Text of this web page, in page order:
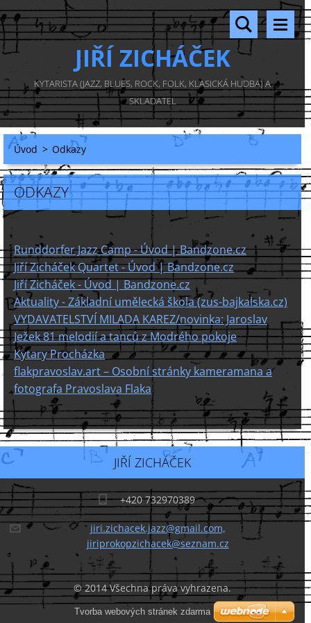
JIŘÍ ZICHÁČEK
KYTARISTA (JAZZ, BLUES, ROCK, FOLK, KLASICKÁ HUDBA) A
SKLADATEL
Úvod > Odkazy
ODKAZY
Runddorfer Jazz Camp - Úvod | Bandzone.cz
Jiří Zicháček Quartet - Úvod | Bandzone.cz
Jiří Zicháček - Úvod | Bandzone.cz
Aktuality - Základní umělecká škola (zus-bajkalska.cz)
VYDAVATELSTVÍ MILADA KAREZ/novinka: Jaroslav
Ježek 81 melodií a tanců z Modrého pokoje
Kytary Procházka
flakpravoslav.art – Osobní stránky kameramana a
fotografa Pravoslava Flaka
JIŘÍ ZICHÁČEK
+420 732970389
jiri.zichacek.jazz@gmail.com,
jiriprokopzichacek@seznam.cz
© 2014 Všechna práva vyhrazena.
Tvorba webových stránek zdarma